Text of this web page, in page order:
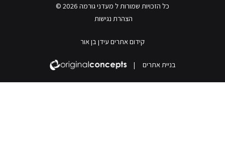
כל הזכויות שמורות ל מעדני גורמה 2026 ©
הצהרת נגישות
קידום אתרים עידן בן אור
בניית אתרים |